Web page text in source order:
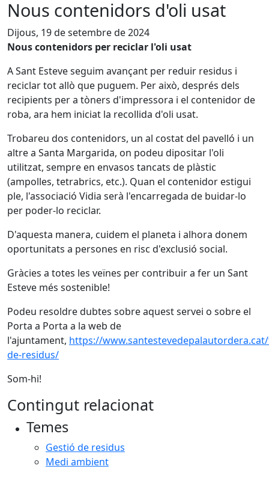
Nous contenidors d'oli usat
Dijous, 19 de setembre de 2024
Nous contenidors per reciclar l'oli usat
A Sant Esteve seguim avançant per reduir residus i
reciclar tot allò que puguem. Per això, després dels
recipients per a tòners d'impressora i el contenidor de
roba, ara hem iniciat la recollida d'oli usat.
Trobareu dos contenidors, un al costat del pavelló i un
altre a Santa Margarida, on podeu dipositar l'oli
utilitzat, sempre en envasos tancats de plàstic
(ampolles, tetrabrics, etc.). Quan el contenidor estigui
ple, l'associació Vidia serà l'encarregada de buidar-lo
per poder-lo reciclar.
D'aquesta manera, cuidem el planeta i alhora donem
oportunitats a persones en risc d'exclusió social.
Gràcies a totes les veïnes per contribuir a fer un Sant
Esteve més sostenible!
Podeu resoldre dubtes sobre aquest servei o sobre el
Porta a Porta a la web de
l'ajuntament, https://
de-residus/
Som-hi!
Contingut relacionat
Temes
Gestió de residus
Medi ambient